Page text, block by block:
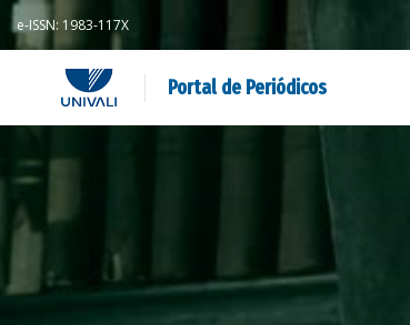
e-ISSN: 1983-117X
Portal de Periódicos